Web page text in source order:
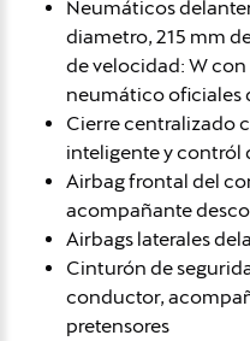
Neumáticos
diametro, 215 mm
de velocidad: W
neumático oficiales
Cierre centralizado
inteligente y contról
Airbag frontal del
acompañante
Airbags laterales
Cinturón de
conductor,
pretensores